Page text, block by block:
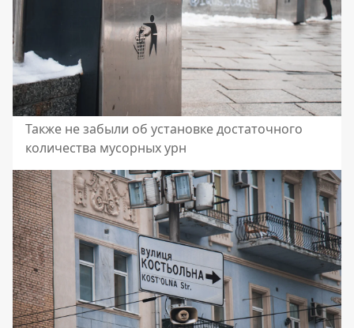
Также не забыли об установке достаточного
количества мусорных урн